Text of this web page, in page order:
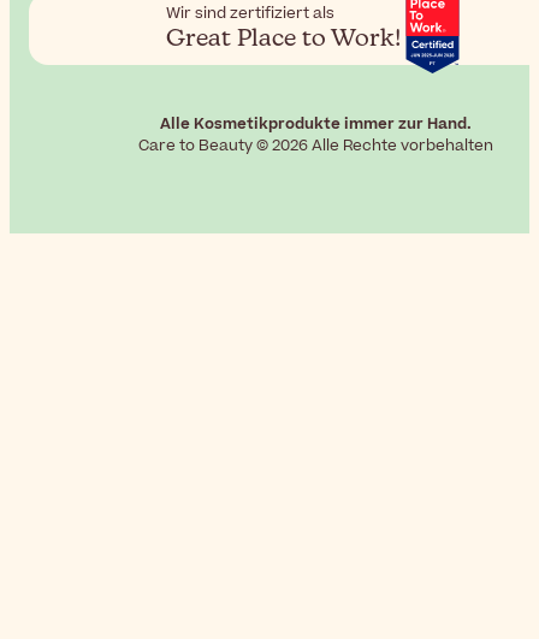
Wir sind zertifiziert als
Great Place to Work!
Alle Kosmetikprodukte immer zur Hand.
Care to Beauty © 2026 Alle Rechte vorbehalten